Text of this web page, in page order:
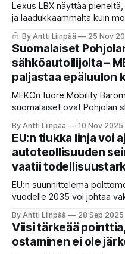
Lexus LBX näyttää
ja laadukkaammalta kuin
miten hyvin Lexus on
By Antti Liinpää 25 Nov
Suomalaiset
sähköautoilijoita –
paljastaa epäluulon
MEKOn tuore Mobility
suomalaiset ovat Pohjolan
polttomoottoriautojen
määräävät, ei ideologia.
By Antti Liinpää 10 Nov 2025
EU:n tiukka linja voi
autoteollisuuden
vaatii
EU:n suunnittelema
vuodelle 2035 voi johtaa
varoittaa seinään
sekä joustoja.
By Antti Liinpää 28 Sep 2025
Viisi tärkeää
ostaminen ei ole